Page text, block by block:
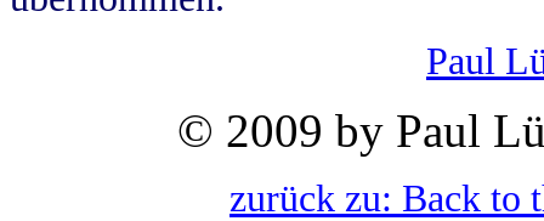
Paul
© 2009 by Paul
zurück zu: Back to